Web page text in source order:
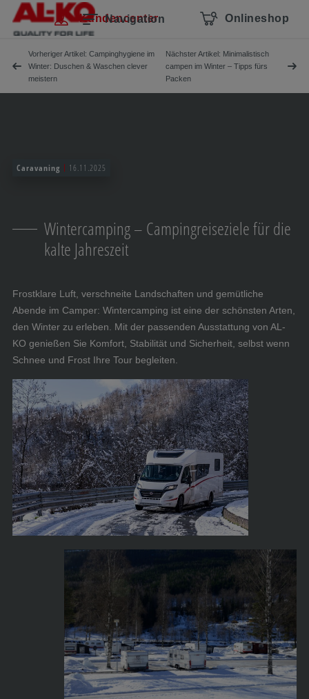
Navigation überspringen
Zum Hauptcontent
Zur Hauptnavigation springen
Inhaltsverzeichnis Navigation
Kundencenter Onlineshop
Vorheriger Artikel: Campinghygiene im
Winter: Duschen & Waschen clever
meistern
Nächster Artikel: Minimalistisch
campen im Winter – Tipps fürs
Packen
Caravaning 16.11.2025
Wintercamping – Campingreiseziele für die
kalte Jahreszeit
Frostklare Luft, verschneite Landschaften und gemütliche
Abende im Camper: Wintercamping ist eine der schönsten Arten,
den Winter zu erleben. Mit der passenden Ausstattung von AL-
KO genießen Sie Komfort, Stabilität und Sicherheit, selbst wenn
Schnee und Frost Ihre Tour begleiten.